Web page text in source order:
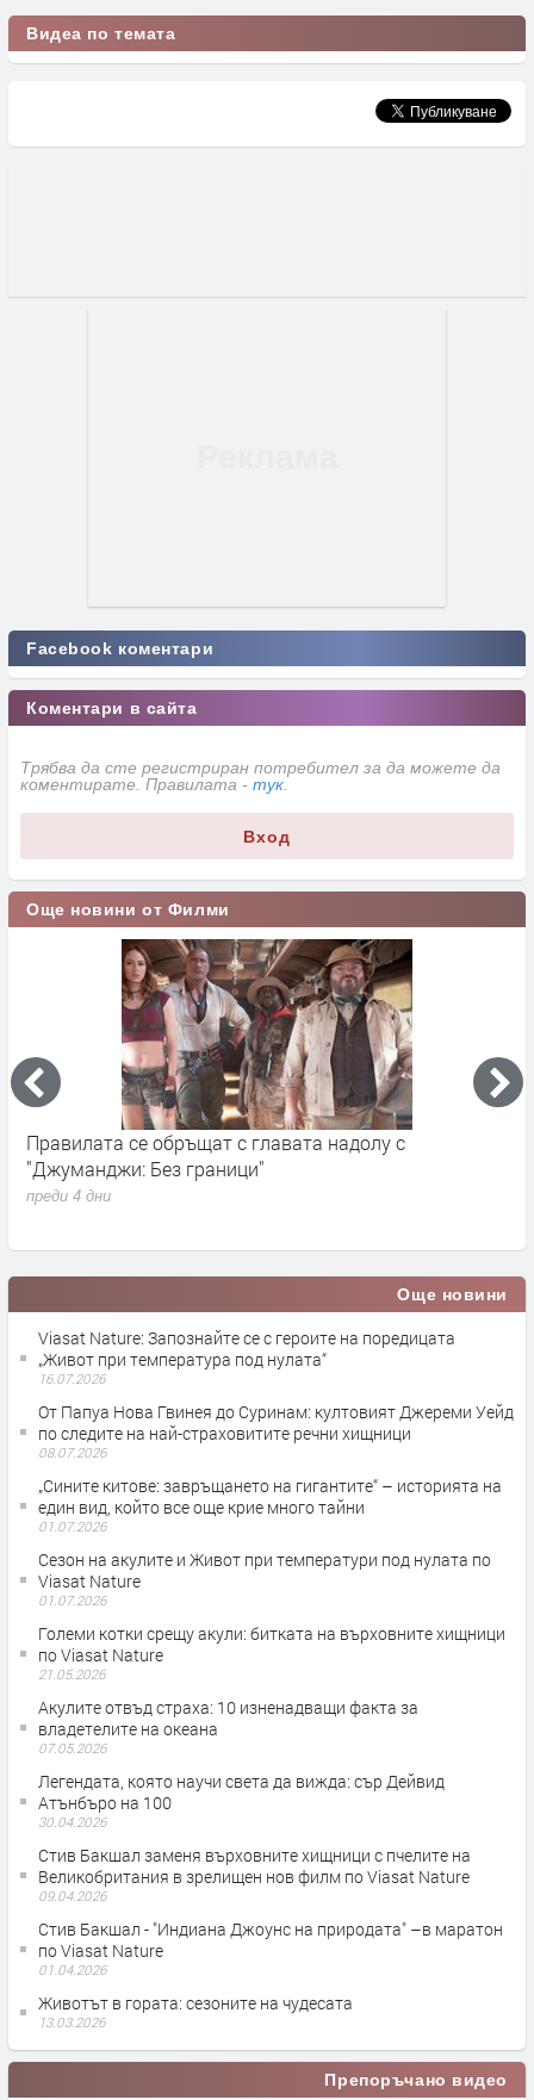
Видеа по темата
Facebook коментари
Коментари в сайта
Трябва да сте регистриран потребител за да можете да
коментирате. Правилата - тук
Вход
Още новини от Филми
„Седмицата на акулите“ се завръща от 3 август по
Discovery
преди 1 седмица
Още новини
Viasat Nature: Запознайте се с героите на поредицата
„Живот при температура под нулата“
16.07.2026
От Папуа Нова Гвинея до Суринам: култовият Джереми Уейд
по следите на най-страховитите речни хищници
08.07.2026
„Сините китове: завръщането на гигантите“ – историята на
един вид, който все още крие много тайни
01.07.2026
Сезон на акулите и Живот при температури под нулата по
Viasat Nature
01.07.2026
Големи котки срещу акули: битката на върховните хищници
по Viasat Nature
21.05.2026
Акулите отвъд страха: 10 изненадващи факта за
владетелите на океана
07.05.2026
Легендата, която научи света да вижда: сър Дейвид
Атънбъро на 100
30.04.2026
Стив Бакшал заменя върховните хищници с пчелите на
Великобритания в зрелищен нов филм по Viasat Nature
09.04.2026
Стив Бакшал - "Индиана Джоунс на природата" –в маратон
по Viasat Nature
01.04.2026
Животът в гората: сезоните на чудесата
13.03.2026
Препоръчано видео